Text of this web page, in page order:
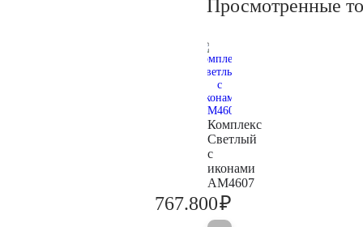
Просмотренные
Комплекс
Светлый
с
иконами
AM4607
767.800₽